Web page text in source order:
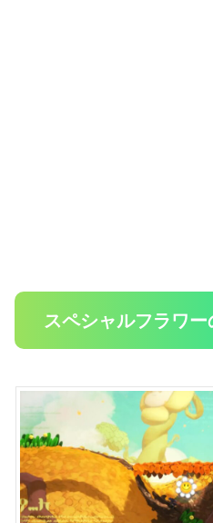
スペシャルフラワー